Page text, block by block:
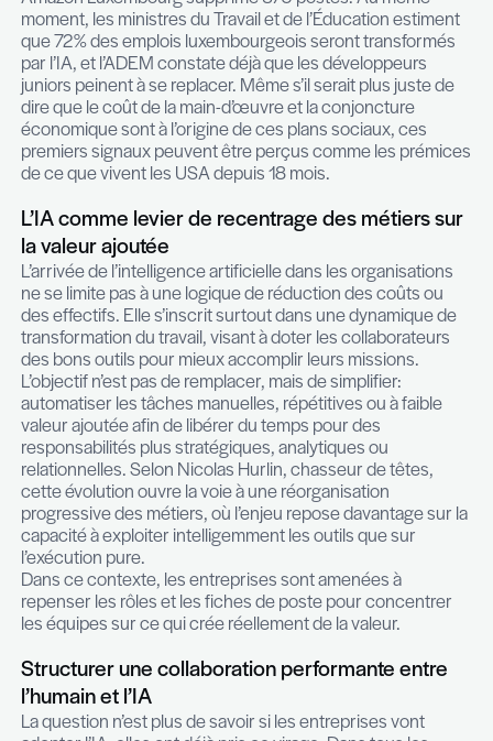
L’IA, un accélérateur de plans sociaux?
En août 2025, Docler Holding annonce 115
au Kirchberg; le LCGB y voit «le premier plan
luxembourgeois où l’IA est invoquée». En
Amazon Luxembourg supprime 370 postes. Au
moment, les ministres du Travail et de
que 72% des emplois luxembourgeois seront
par l’IA, et l’ADEM constate déjà que les
juniors peinent à se replacer. Même s’il serait
dire que le coût de la main-d’œuvre et la
économique sont à l’origine de ces plans
premiers signaux peuvent être perçus comme
de ce que vivent les USA depuis 18 mois.
L’IA comme levier de recentrage des
la valeur ajoutée
L’arrivée de l’intelligence artificielle dans les
ne se limite pas à une logique de réduction des
des effectifs. Elle s’inscrit surtout dans une
transformation du travail, visant à doter les
des bons outils pour mieux accomplir leurs
L’objectif n’est pas de remplacer, mais de
automatiser les tâches manuelles, répétitives ou
valeur ajoutée afin de libérer du temps pour des
responsabilités plus stratégiques, analytiques ou
relationnelles. Selon Nicolas Hurlin, chasseur de